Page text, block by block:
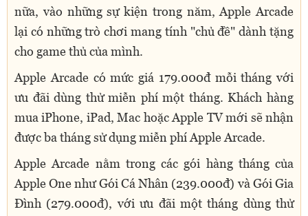
nữa, vào những sự kiện trong năm, Apple Arcade
lại có những trò chơi mang tính "chủ đề" dành tặng
cho game thủ của mình.
Apple Arcade có mức giá 179.000đ mỗi tháng với
ưu đãi dùng thử miễn phí một tháng. Khách hàng
mua iPhone, iPad, Mac hoặc Apple TV mới sẽ nhận
được ba tháng sử dụng miễn phí Apple Arcade.
Apple Arcade nằm trong các gói hàng tháng của
Apple One như Gói Cá Nhân (239.000đ) và Gói Gia
Đình (279.000đ), với ưu đãi một tháng dùng thử